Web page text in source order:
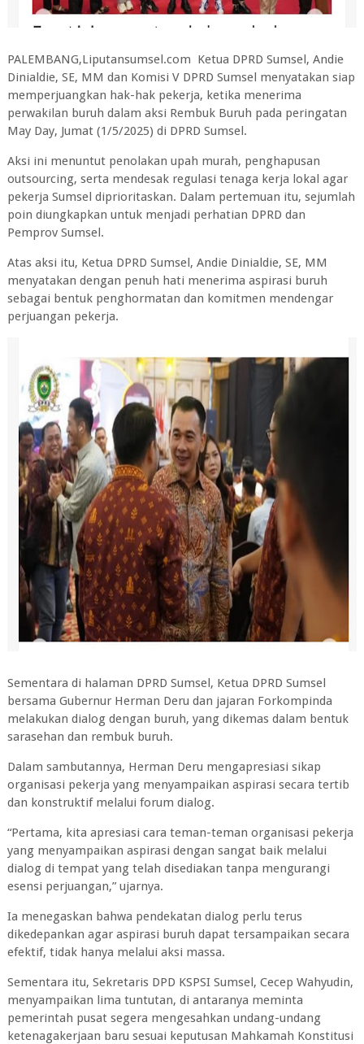
PALEMBANG,Liputansumsel.com Ketua DPRD Sumsel, Andie
Dinialdie, SE, MM dan Komisi V DPRD Sumsel menyatakan siap
memperjuangkan hak-hak pekerja, ketika menerima
perwakilan buruh dalam aksi Rembuk Buruh pada peringatan
May Day, Jumat (1/5/2025) di DPRD Sumsel.
Aksi ini menuntut penolakan upah murah, penghapusan
outsourcing, serta mendesak regulasi tenaga kerja lokal agar
pekerja Sumsel diprioritaskan. Dalam pertemuan itu, sejumlah
poin diungkapkan untuk menjadi perhatian DPRD dan
Pemprov Sumsel.
Atas aksi itu, Ketua DPRD Sumsel, Andie Dinialdie, SE, MM
menyatakan dengan penuh hati menerima aspirasi buruh
sebagai bentuk penghormatan dan komitmen mendengar
perjuangan pekerja.
Sementara di halaman DPRD Sumsel, Ketua DPRD Sumsel
bersama Gubernur Herman Deru dan jajaran Forkompinda
melakukan dialog dengan buruh, yang dikemas dalam bentuk
sarasehan dan rembuk buruh.
Dalam sambutannya, Herman Deru mengapresiasi sikap
organisasi pekerja yang menyampaikan aspirasi secara tertib
dan konstruktif melalui forum dialog.
“Pertama, kita apresiasi cara teman-teman organisasi pekerja
yang menyampaikan aspirasi dengan sangat baik melalui
dialog di tempat yang telah disediakan tanpa mengurangi
esensi perjuangan,” ujarnya.
Ia menegaskan bahwa pendekatan dialog perlu terus
dikedepankan agar aspirasi buruh dapat tersampaikan secara
efektif, tidak hanya melalui aksi massa.
Sementara itu, Sekretaris DPD KSPSI Sumsel, Cecep Wahyudin,
menyampaikan lima tuntutan, di antaranya meminta
pemerintah pusat segera mengesahkan undang-undang
ketenagakerjaan baru sesuai keputusan Mahkamah Konstitusi